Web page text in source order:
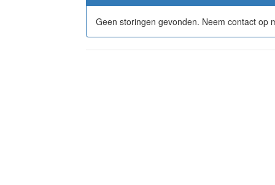
Geen storingen gevonden. Neem contact op